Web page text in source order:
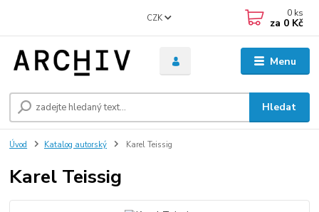
Menu
CZK
Hledat
0 ks
za 0 Kč
Úvod Katalog autorský Karel Teissig
Karel Teissig